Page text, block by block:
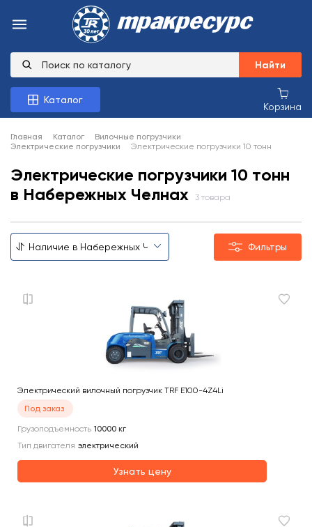
Найти
Каталог
Корзина
Главная Каталог
Вилочные погрузчики
Электрические погрузчики
Электрические погрузчики 10 тонн
Электрические погрузчики 10 тонн
в Набережных Челнах
3 товара
Фильтры
Электрический вилочный погрузчик TRF E100-4Z4Li
Под заказ
Грузоподъемность 10000 кг
Тип двигателя электрический
Узнать цену